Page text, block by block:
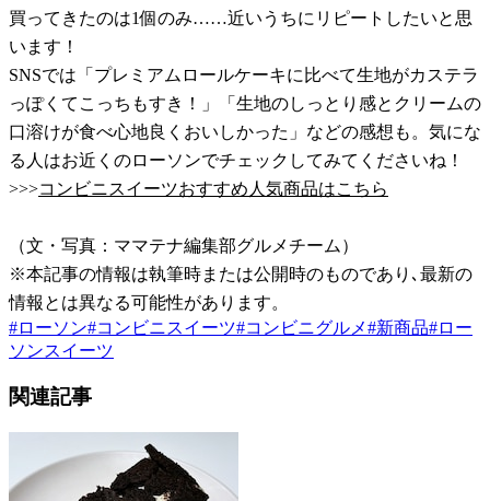
買ってきたのは1個のみ……近いうちにリピートしたいと思
います！
SNSでは「プレミアムロールケーキに比べて生地がカステラ
っぽくてこっちもすき！」「生地のしっとり感とクリームの
口溶けが食べ心地良くおいしかった」などの感想も。気にな
る人はお近くのローソンでチェックしてみてくださいね！
>>>コンビニスイーツおすすめ人気商品はこちら
（文・写真：ママテナ編集部グルメチーム）
※本記事の情報は執筆時または公開時のものであり､最新の
情報とは異なる可能性があります。
#ローソン#コンビニスイーツ#コンビニグルメ#新商品#ロー
ソンスイーツ
関連記事